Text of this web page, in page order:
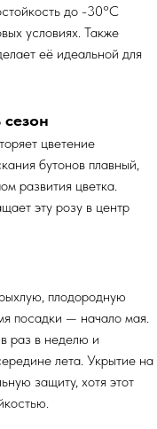
до -30°C
условиях. Также
её идеальной для
цветение
бутонов плавный,
развития цветка.
эту розу в центр
плодородную
посадки — начало мая.
раз в неделю и
лета. Укрытие на
защиту, хотя этот